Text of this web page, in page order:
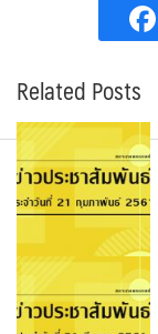
Related Posts